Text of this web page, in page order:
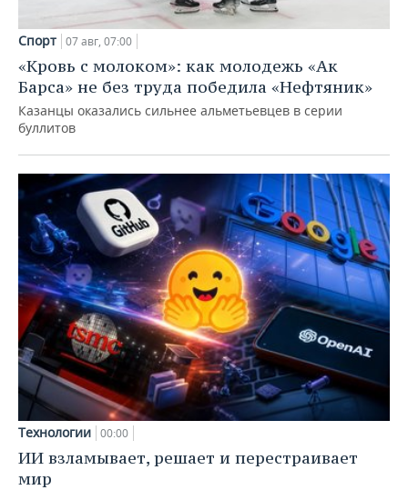
Спорт 07 авг, 07:00
«Кровь с молоком»: как молодежь «Ак
Барса» не без труда победила «Нефтяник»
Казанцы оказались сильнее альметьевцев в серии
буллитов
Технологии 00:00
ИИ взламывает, решает и перестраивает
мир